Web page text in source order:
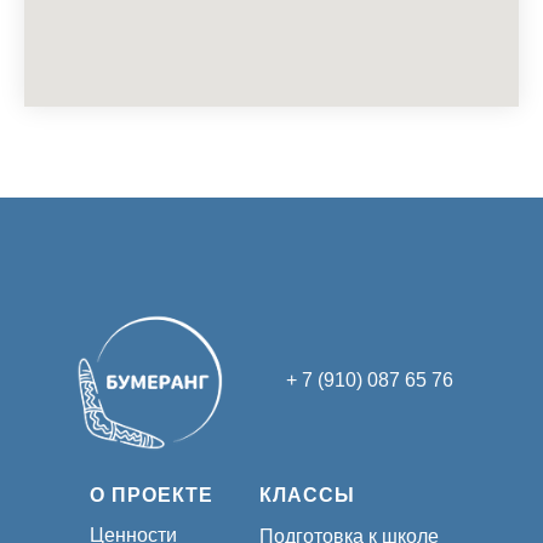
О ПРОЕКТЕ
Ценности
+ 7 (910) 087 65 76
КЛАССЫ
Подготовка к школе